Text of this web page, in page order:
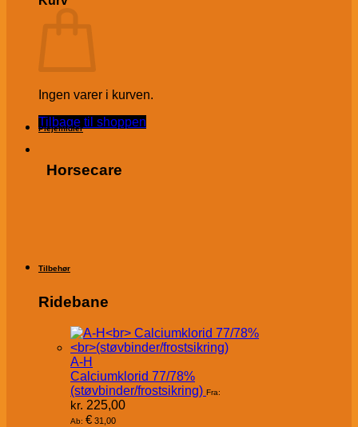
Ingen varer i kurven.
Tilbage til shoppen
Plejemidler
Horsecare
Tilbehør
Ridebane
A-H
Calciumklorid 77/78%
(støvbinder/frostsikring) Fra:
kr. 225,00
Ab: € 31,00